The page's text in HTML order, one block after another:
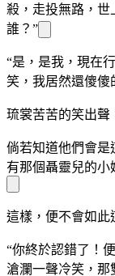
殺 ， 走投無路，世
誰？”
“是，是我，現在
笑，我居然還傻傻
琉裳苦苦的笑出聲
倘若知道他們會是
有那個聶靈兒的小
這樣，便不會如
“你終於認錯了！
滄瀾一聲冷笑，那